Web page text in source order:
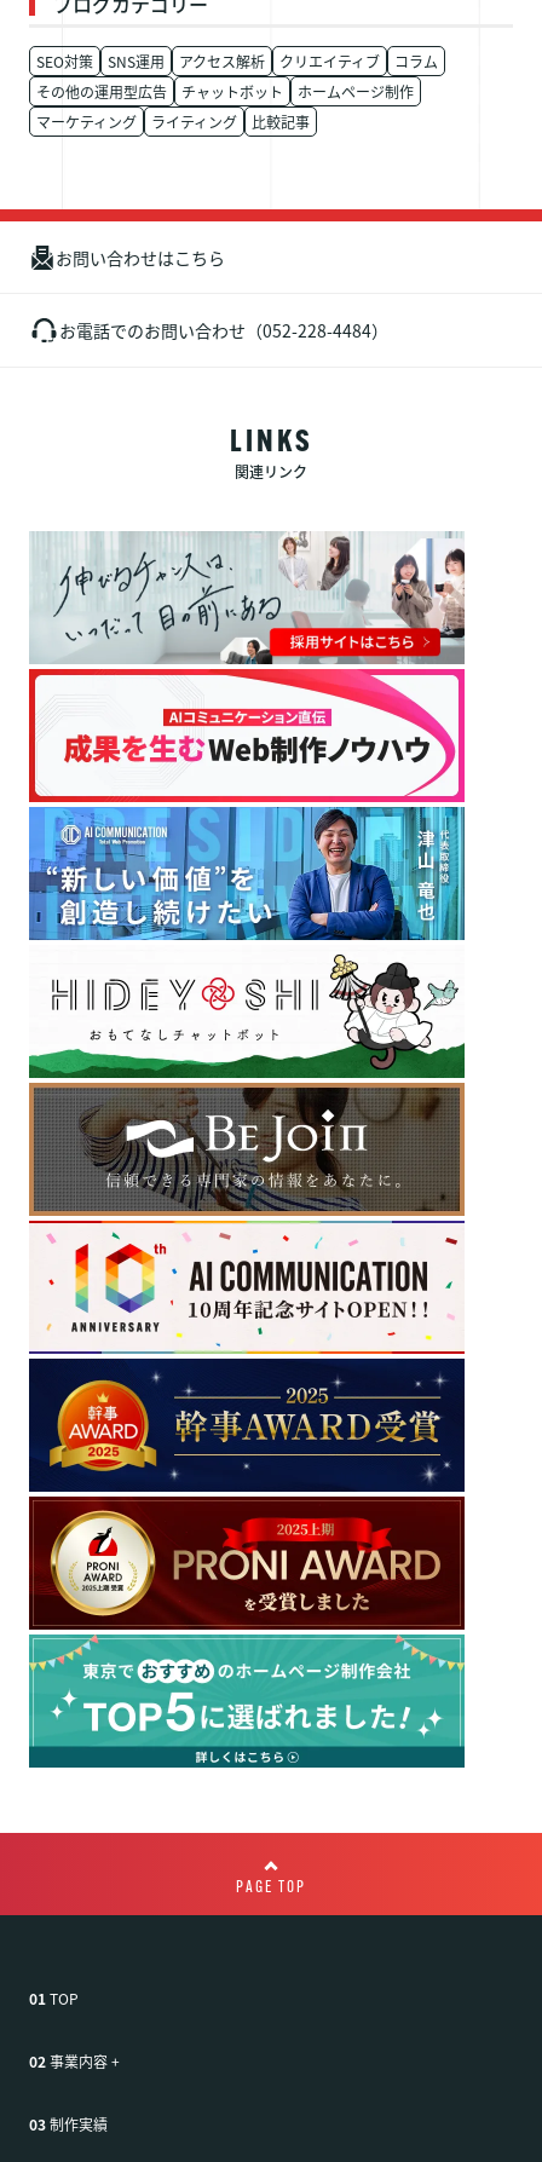
SEO対策 SNS運用 アクセス解析 クリエイティブ
コラム
その他の運用型広告
チャットボット
ホームページ制作
マーケティング
ライティング 比較記事
お問い合わせはこちら
お電話でのお問い合わせ（052-228-4484）
LINKS
関連リンク
PAGE TOP
01TOP
02事業内容+
03制作実績